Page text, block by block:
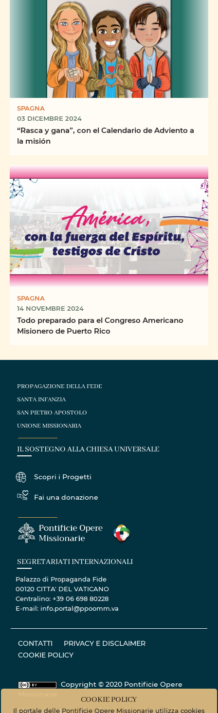
SPAGNA
03 DICEMBRE 2024
“Rasca y gana”, con el Calendario de Adviento a
la misión
SPAGNA
14 NOVEMBRE 2024
Todo preparado para el Congreso Americano
Misionero de Puerto Rico
PROPAGAZIONE DELLA FEDE
SANTA INFANZIA
SAN PIETRO APOSTOLO
UNIONE MISSIONARIA
IL SOSTEGNO ALLA CHIESA UNIVERSALE
Scopri i Progetti
Fai una donazione
SEGRETARIATI INTERNAZIONALI
Palazzo di Propaganda Fide
00120 CITTA' DEL VATICANO
Centralino: +39 06 698 80228
E-mail: info.portal@ppoomm.va
CONTATTI
PRIVACY E DISCLAIMER
COOKIE POLICY
Copyright © 2020 Pontificie Opere
Materiale fotografico - Tutti i diritti riservati. ©
COOKIE POLICY
Il portale delle Pontificie Opere Missionarie utilizza cookies